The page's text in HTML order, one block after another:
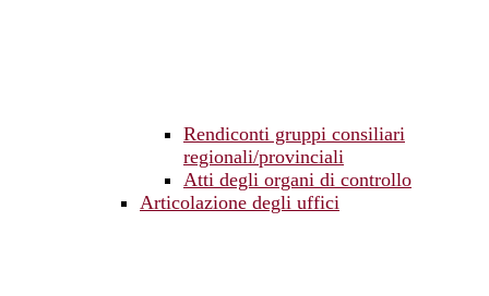
Rendiconti gruppi consiliari
regionali/provinciali
Atti degli organi di controllo
Articolazione degli uffici